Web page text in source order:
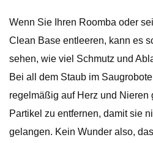
Wenn Sie Ihren Roomba oder
Clean Base entleeren, kann es
sehen, wie viel Schmutz und
Bei all dem Staub im
regelmäßig auf Herz und Nieren
Partikel zu entfernen, damit sie
gelangen. Kein Wunder also,